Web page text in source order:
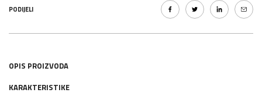
PODIJELI
OPIS PROIZVODA
KARAKTERISTIKE